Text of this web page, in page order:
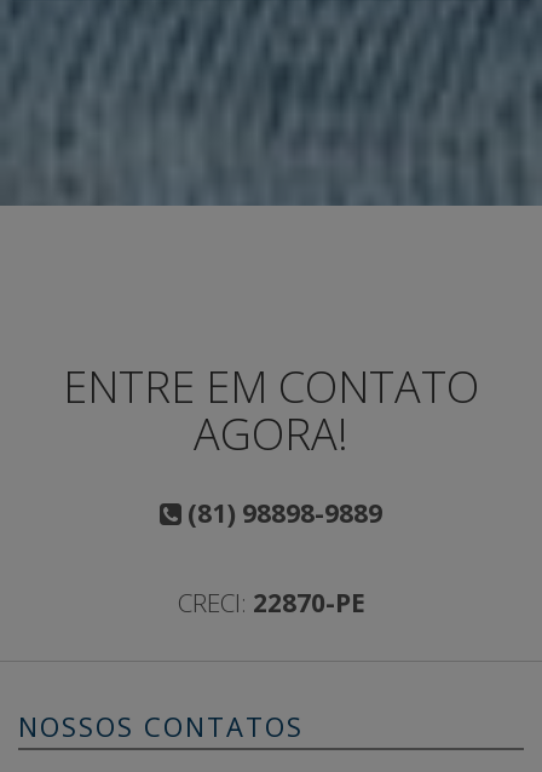
ENTRE EM CONTATO
AGORA!
(81) 98898-9889
CRECI: 22870-PE
NOSSOS CONTATOS